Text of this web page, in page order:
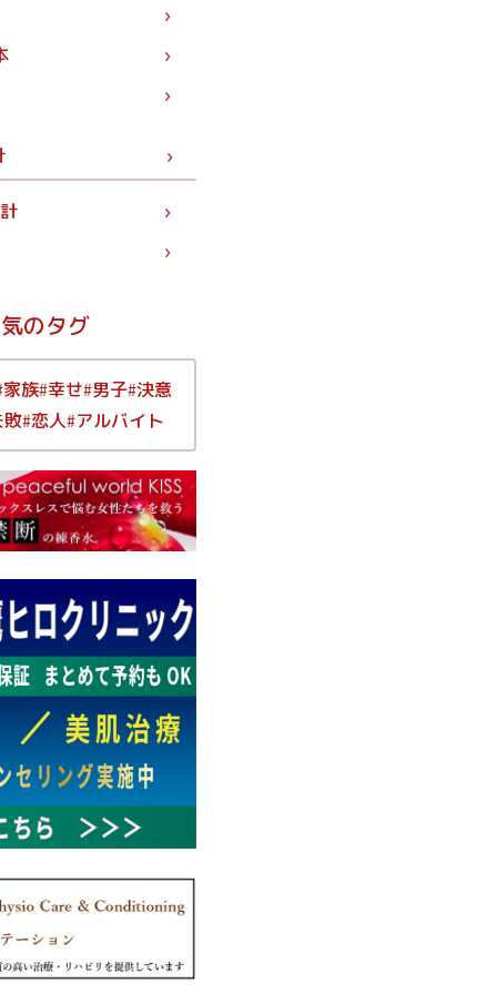
のタグ
家族#幸せ#男子#決意
敗#恋人#アルバイト